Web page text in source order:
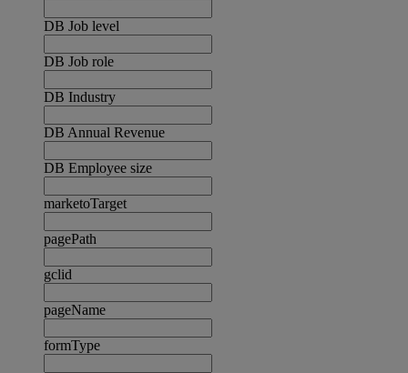
DB Job level
DB Job role
DB Industry
DB Annual Revenue
DB Employee size
marketoTarget
pagePath
gclid
pageName
formType